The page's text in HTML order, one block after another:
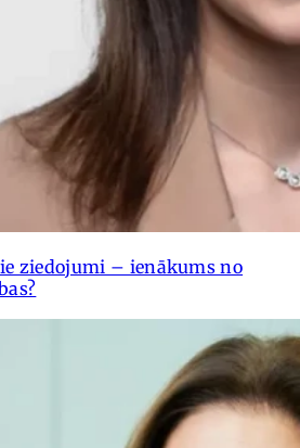
ziedojumi – ienākums no